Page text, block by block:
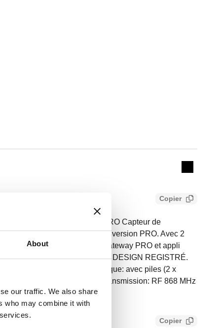
About
our traffic. We also share
who may combine it with
Collapse
Copier
CODE®. Sensor/Sensor PRO Capteur de
contact chaudière pour la version PRO. Avec 2
via Gateway, Gateway PRO et appli
avec des piles rechargeables. DESIGN REGISTRÉ.
0–55 °C. Alimentation électrique: avec piles (2 x
30. Finition: noir. Fréquence transmission: RF 868 MHz
Copier